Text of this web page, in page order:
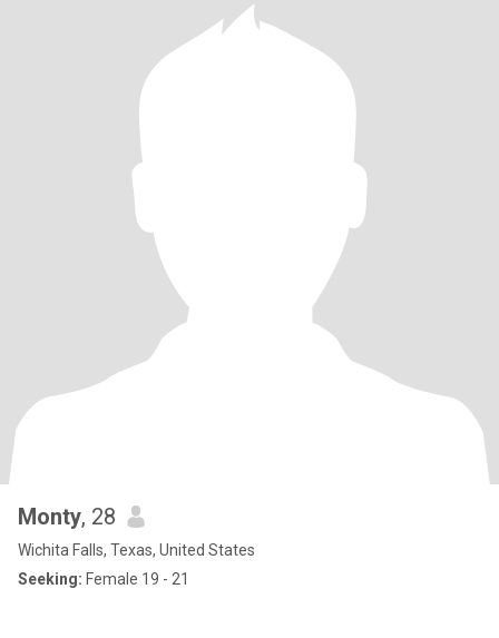
Monty, 28
Wichita Falls, Texas, United States
Seeking: Female 19 - 21